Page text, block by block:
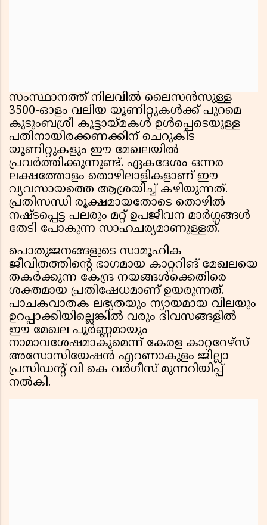
സംസ്ഥാനത്ത് നിലവിൽ ലൈസൻസുള്ള
3500-ഓളം വലിയ യൂണിറ്റുകൾക്ക് പുറമെ
കുടുംബശ്രീ കൂട്ടായ്മകൾ ഉൾപ്പെടെയുള്ള
പതിനായിരക്കണക്കിന് ചെറുകിട
യൂണിറ്റുകളും ഈ മേഖലയിൽ
പ്രവർത്തിക്കുന്നുണ്ട്. ഏകദേശം ഒന്നര
ലക്ഷത്തോളം തൊഴിലാളികളാണ് ഈ
വ്യവസായത്തെ ആശ്രയിച്ച് കഴിയുന്നത്.
പ്രതിസന്ധി രൂക്ഷമായതോടെ തൊഴിൽ
നഷ്ടപ്പെട്ട പലരും മറ്റ് ഉപജീവന മാർഗ്ഗങ്ങൾ
തേടി പോകുന്ന സാഹചര്യമാണുള്ളത്.
പൊതുജനങ്ങളുടെ സാമൂഹിക
ജീവിതത്തിൻ്റെ ഭാഗമായ കാറ്ററിങ് മേഖലയെ
തകർക്കുന്ന കേന്ദ്ര നയങ്ങൾക്കെതിരെ
ശക്തമായ പ്രതിഷേധമാണ് ഉയരുന്നത്.
പാചകവാതക ലഭ്യതയും ന്യായമായ വിലയും
ഉറപ്പാക്കിയില്ലെങ്കിൽ വരും ദിവസങ്ങളിൽ
ഈ മേഖല പൂർണ്ണമായും
നാമാവശേഷമാകുമെന്ന് കേരള കാറ്ററേഴ്സ്
അസോസിയേഷൻ എറണാകുളം ജില്ലാ
പ്രസിഡൻ്റ് വി കെ വർഗീസ് മുന്നറിയിപ്പ്
നൽകി.